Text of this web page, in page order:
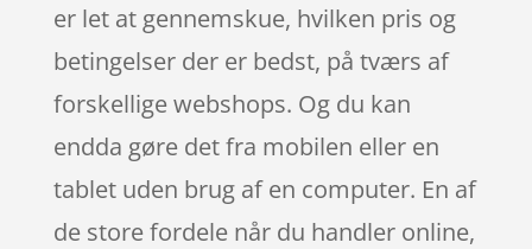
er let at gennemskue, hvilken pris og
betingelser der er bedst, på tværs af
forskellige webshops. Og du kan
endda gøre det fra mobilen eller en
tablet uden brug af en computer. En af
de store fordele når du handler online,